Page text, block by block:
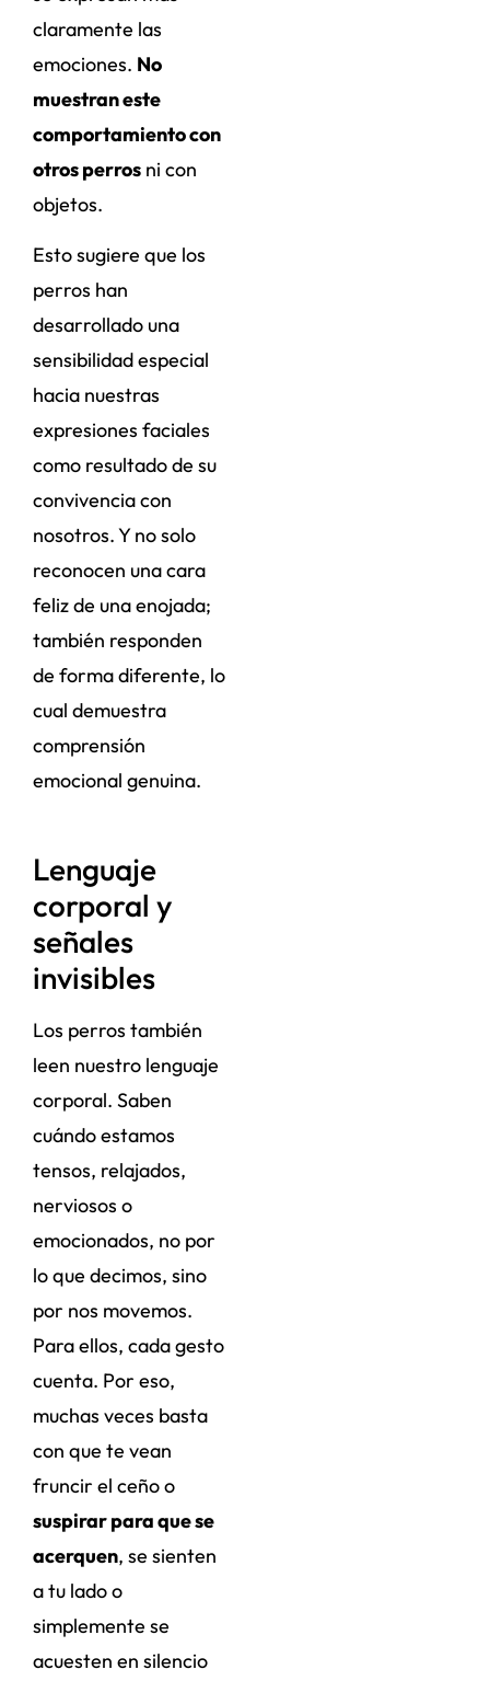
claramente las
emociones. No
muestran este
comportamiento con
otros perros ni con
objetos.
Esto sugiere que los
perros han
desarrollado una
sensibilidad especial
hacia nuestras
expresiones faciales
como resultado de su
convivencia con
nosotros. Y no solo
reconocen una cara
feliz de una enojada;
también responden
de forma diferente, lo
cual demuestra
comprensión
emocional genuina.
Lenguaje
corporal y
señales
invisibles
Los perros también
leen nuestro lenguaje
corporal. Saben
cuándo estamos
tensos, relajados,
nerviosos o
emocionados, no por
lo que decimos, sino
por nos movemos.
Para ellos, cada gesto
cuenta. Por eso,
muchas veces basta
con que te vean
fruncir el ceño o
suspirar para que se
acerquen, se sienten
a tu lado o
simplemente se
acuesten en silencio